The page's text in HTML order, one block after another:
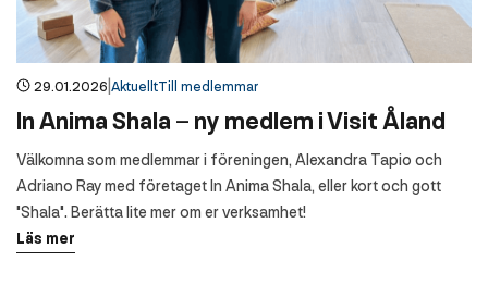
29.01.2026 AktuelltTill medlemmar
In Anima Shala – ny medlem i Visit Åland
Välkomna som medlemmar i föreningen, Alexandra Tapio och
Adriano Ray med företaget In Anima Shala, eller kort och gott
"Shala". Berätta lite mer om er verksamhet!
Läs mer